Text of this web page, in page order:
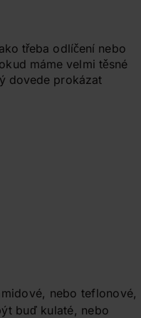
třeba odlíčení nebo
máme velmi těsné
dovede prokázat
nebo teflonové,
buď kulaté, nebo